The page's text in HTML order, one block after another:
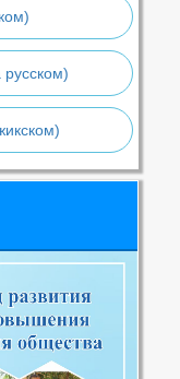
русском)